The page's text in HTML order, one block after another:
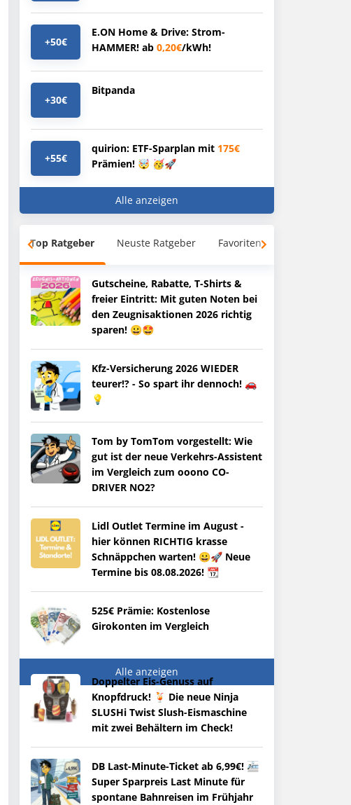
+50€
E.ON Home & Drive: Strom-
HAMMER! ab 0,20€/kWh!
+30€
Bitpanda
+55€
quirion: ETF-Sparplan mit 175€
Prämien! 🤯 🥳🚀
Alle anzeigen
Top Ratgeber Neuste Ratgeber Favoriten
Gutscheine, Rabatte, T-Shirts &
freier Eintritt: Mit guten Noten bei
den Zeugnisaktionen 2026 richtig
sparen! 😀🤩
Kfz-Versicherung 2026 WIEDER
teurer!? - So spart ihr dennoch! 🚗
💡
Tom by TomTom vorgestellt: Wie
gut ist der neue Verkehrs-Assistent
im Vergleich zum ooono CO-
DRIVER NO2?
Lidl Outlet Termine im August -
hier können RICHTIG krasse
Schnäppchen warten! 😀🚀 Neue
Termine bis 08.08.2026! 📆
525€ Prämie: Kostenlose
Girokonten im Vergleich
Alle anzeigen
Doppelter Eis-Genuss auf
Knopfdruck! 🍹 Die neue Ninja
SLUSHi Twist Slush-Eismaschine
mit zwei Behältern im Check!
DB Last-Minute-Ticket ab 6,99€! 🚈
Super Sparpreis Last Minute für
spontane Bahnreisen im Frühjahr